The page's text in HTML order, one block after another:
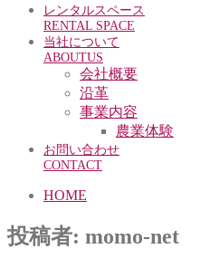
レンタルスペース
RENTAL SPACE
当社について
ABOUTUS
会社概要
沿革
事業内容
農業体験
お問い合わせ
CONTACT
HOME
投稿者: momo-net